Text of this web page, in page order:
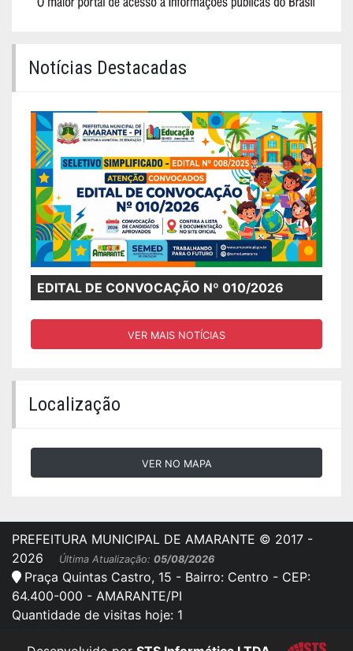
Notícias Destacadas
Nº 010/2026
AVISO DE ABERTURA DE
PMA/PI.
Previous Next
VER MAIS NOTÍCIAS
Localização
VER NO MAPA
PREFEITURA MUNICIPAL DE AMARANTE © 2017 -
2026
Última Atualização: 05/08/2026
Praça Quintas Castro, 15 - Bairro: Centro - CEP:
64.400-000 - AMARANTE/PI
Quantidade de visitas hoje: 1